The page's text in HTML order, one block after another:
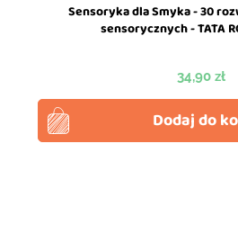
Sensoryka dla Smyka - 30
sensorycznych - TATA
Cena
34,90 zł
Dodaj do